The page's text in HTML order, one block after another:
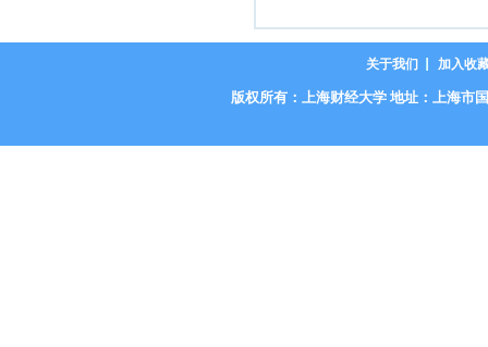
关于我们 加入收
版权所有：上海财经大学 地址：上海